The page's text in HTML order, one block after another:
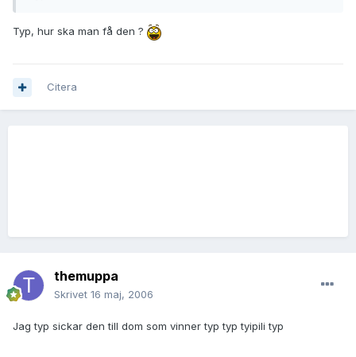
Typ, hur ska man få den ?
Citera
themuppa
Skrivet 16 maj, 2006
Jag typ sickar den till dom som vinner typ typ tyipili typ